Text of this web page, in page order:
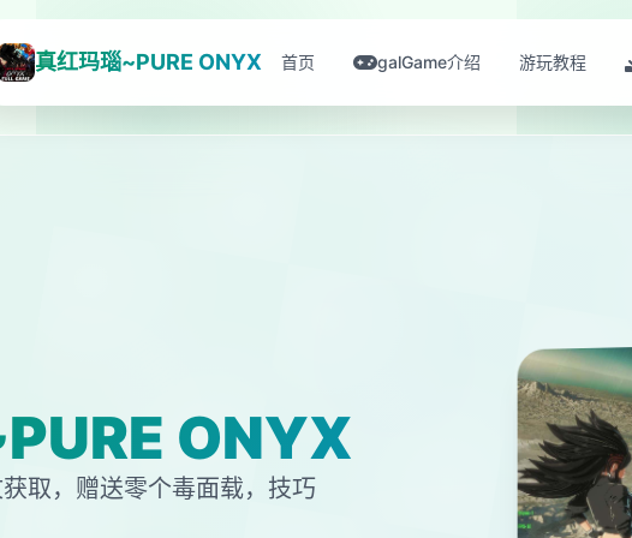
真红玛瑙~PURE ONYX 首页 galGame介绍 游玩教程
ONYX
取，赠送零个毒面载，技巧